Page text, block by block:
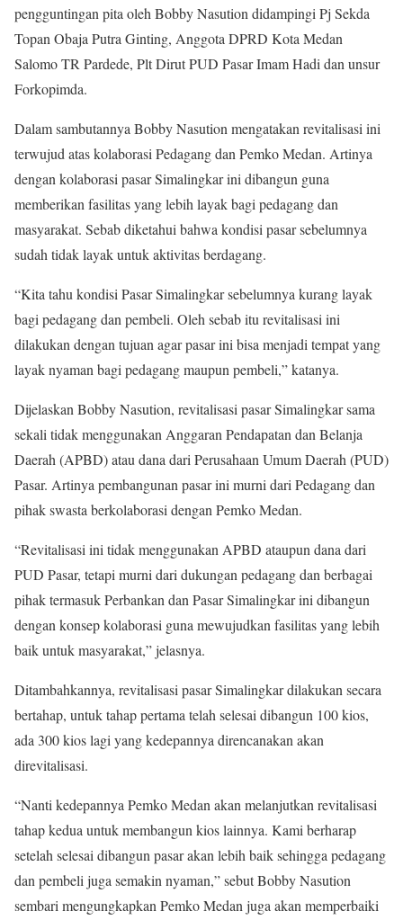
pengguntingan pita oleh Bobby Nasution didampingi Pj Sekda
Topan Obaja Putra Ginting, Anggota DPRD Kota Medan
Salomo TR Pardede, Plt Dirut PUD Pasar Imam Hadi dan unsur
Forkopimda.
Dalam sambutannya Bobby Nasution mengatakan revitalisasi ini
terwujud atas kolaborasi Pedagang dan Pemko Medan. Artinya
dengan kolaborasi pasar Simalingkar ini dibangun guna
memberikan fasilitas yang lebih layak bagi pedagang dan
masyarakat. Sebab diketahui bahwa kondisi pasar sebelumnya
sudah tidak layak untuk aktivitas berdagang.
“Kita tahu kondisi Pasar Simalingkar sebelumnya kurang layak
bagi pedagang dan pembeli. Oleh sebab itu revitalisasi ini
dilakukan dengan tujuan agar pasar ini bisa menjadi tempat yang
layak nyaman bagi pedagang maupun pembeli,” katanya.
Dijelaskan Bobby Nasution, revitalisasi pasar Simalingkar sama
sekali tidak menggunakan Anggaran Pendapatan dan Belanja
Daerah (APBD) atau dana dari Perusahaan Umum Daerah (PUD)
Pasar. Artinya pembangunan pasar ini murni dari Pedagang dan
pihak swasta berkolaborasi dengan Pemko Medan.
“Revitalisasi ini tidak menggunakan APBD ataupun dana dari
PUD Pasar, tetapi murni dari dukungan pedagang dan berbagai
pihak termasuk Perbankan dan Pasar Simalingkar ini dibangun
dengan konsep kolaborasi guna mewujudkan fasilitas yang lebih
baik untuk masyarakat,” jelasnya.
Ditambahkannya, revitalisasi pasar Simalingkar dilakukan secara
bertahap, untuk tahap pertama telah selesai dibangun 100 kios,
ada 300 kios lagi yang kedepannya direncanakan akan
direvitalisasi.
“Nanti kedepannya Pemko Medan akan melanjutkan revitalisasi
tahap kedua untuk membangun kios lainnya. Kami berharap
setelah selesai dibangun pasar akan lebih baik sehingga pedagang
dan pembeli juga semakin nyaman,” sebut Bobby Nasution
sembari mengungkapkan Pemko Medan juga akan memperbaiki